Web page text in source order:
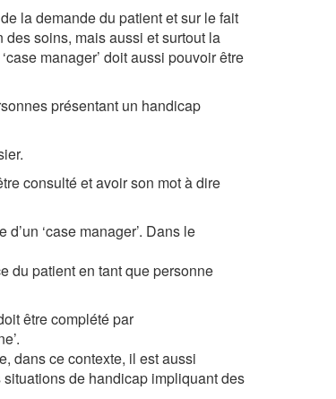
la demande du patient et sur le fait
des soins, mais aussi et surtout la
manager’ doit aussi pouvoir être
présentant un handicap
consulté et avoir son mot à dire
‘case manager’. Dans le
du patient en tant que personne
être complété par
dans ce contexte, il est aussi
de handicap impliquant des